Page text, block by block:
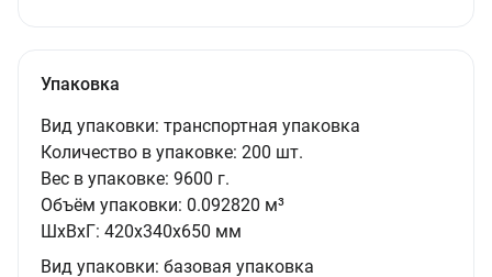
Упаковка
Вид упаковки: транспортная упаковка
Количество в упаковке: 200 шт.
Вес в упаковке: 9600 г.
Объём упаковки: 0.092820 м³
ШxВxГ: 420x340x650 мм
Вид упаковки: базовая упаковка